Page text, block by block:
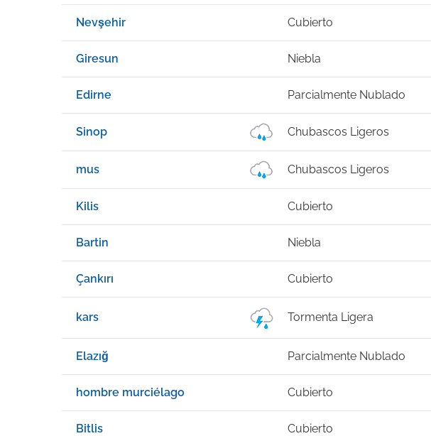
Nevşehir Cubierto
Giresun Niebla
Edirne Parcialmente Nublado
Sinop Chubascos Ligeros
mus Chubascos Ligeros
Kilis Cubierto
Bartin Niebla
Çankırı Cubierto
kars Tormenta Ligera
Elazığ Parcialmente Nublado
hombre murciélago Cubierto
Bitlis Cubierto